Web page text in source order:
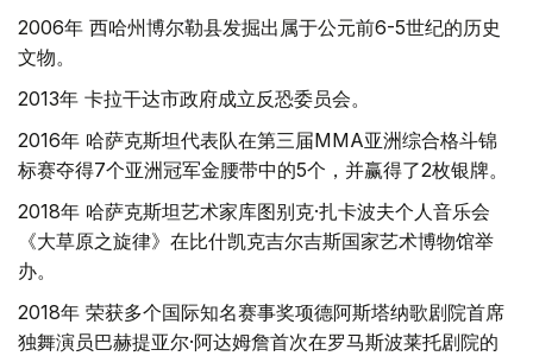
2006年 西哈州博尔勒县发掘出属于公元前6-5世纪的历史
文物。
2013年 卡拉干达市政府成立反恐委员会。
2016年 哈萨克斯坦代表队在第三届MMA亚洲综合格斗锦
标赛夺得7个亚洲冠军金腰带中的5个，并赢得了2枚银牌。
2018年 哈萨克斯坦艺术家库图别克·扎卡波夫个人音乐会
《大草原之旋律》在比什凯克吉尔吉斯国家艺术博物馆举
办。
2018年 荣获多个国际知名赛事奖项德阿斯塔纳歌剧院首席
独舞演员巴赫提亚尔·阿达姆詹首次在罗马斯波莱托剧院的